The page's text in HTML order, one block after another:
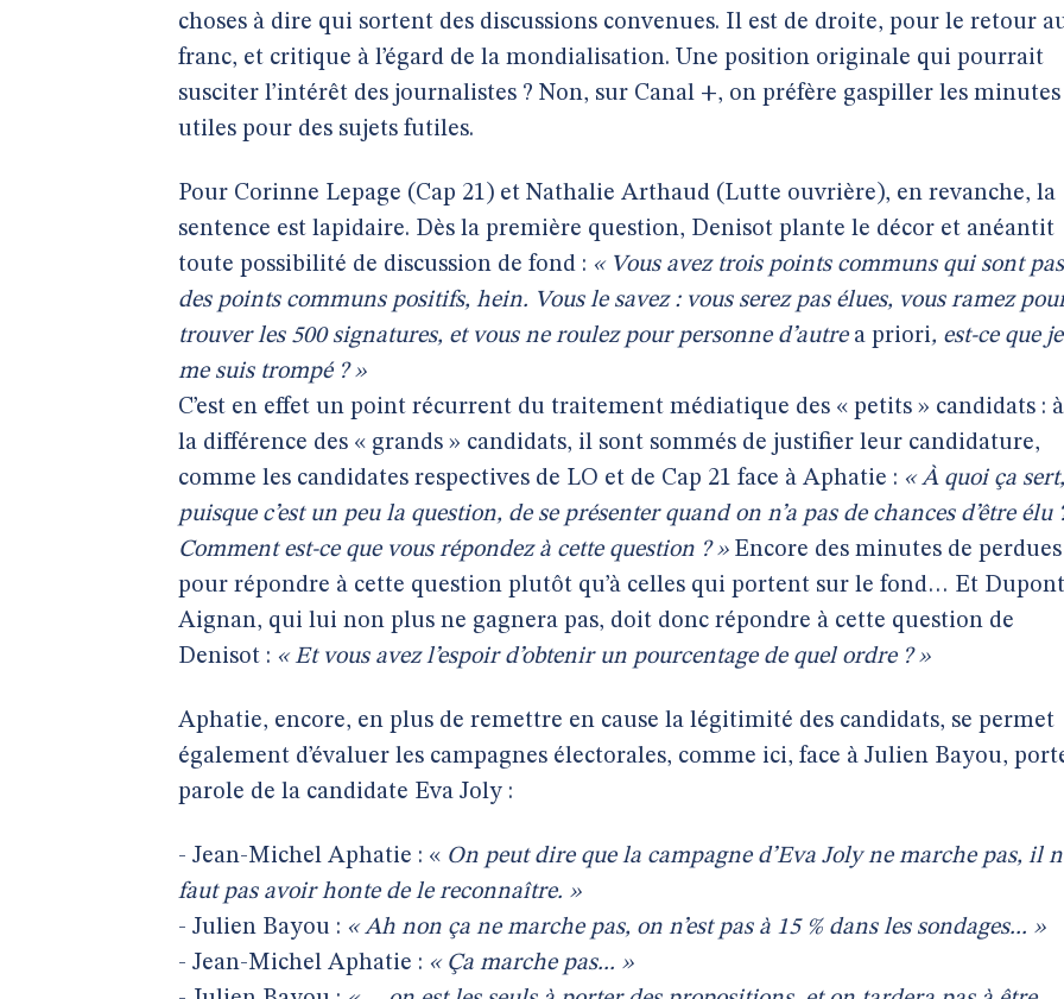
choses à dire qui sortent des discussions convenues. Il est de droite, pour le retour
franc, et critique à l’égard de la mondialisation. Une position originale qui pourrait
susciter l’intérêt des journalistes ? Non, sur Canal +, on préfère gaspiller les minutes
utiles pour des sujets futiles.
Pour Corinne Lepage (Cap 21) et Nathalie Arthaud (Lutte ouvrière), en revanche, la
sentence est lapidaire. Dès la première question, Denisot plante le décor et anéantit
toute possibilité de discussion de fond : « Vous avez trois points communs qui sont pas
des points communs positifs, hein. Vous le savez : vous serez pas élues, vous ramez
trouver les 500 signatures, et vous ne roulez pour personne d’autre a priori, est-ce que je
me suis trompé ? »
C’est en effet un point récurrent du traitement médiatique des « petits » candidats : à
la différence des « grands » candidats, il sont sommés de justifier leur candidature,
comme les candidates respectives de LO et de Cap 21 face à Aphatie : « À quoi ça sert,
puisque c’est un peu la question, de se présenter quand on n’a pas de chances d’être élu
Comment est-ce que vous répondez à cette question ? »Encore des minutes de perdues
pour répondre à cette question plutôt qu’à celles qui portent sur le fond… Et
Aignan, qui lui non plus ne gagnera pas, doit donc répondre à cette question de
Denisot : « Et vous avez l’espoir d’obtenir un pourcentage de quel ordre ? »
Aphatie, encore, en plus de remettre en cause la légitimité des candidats, se permet
également d’évaluer les campagnes électorales, comme ici, face à Julien Bayou,
parole de la candidate Eva Joly :
- Jean-Michel Aphatie : « On peut dire que la campagne d’Eva Joly ne marche pas, il
faut pas avoir honte de le reconnaître. »
- Julien Bayou : « Ah non ça ne marche pas, on n’est pas à 15 % dans les sondages... »
- Jean-Michel Aphatie : « Ça marche pas... »